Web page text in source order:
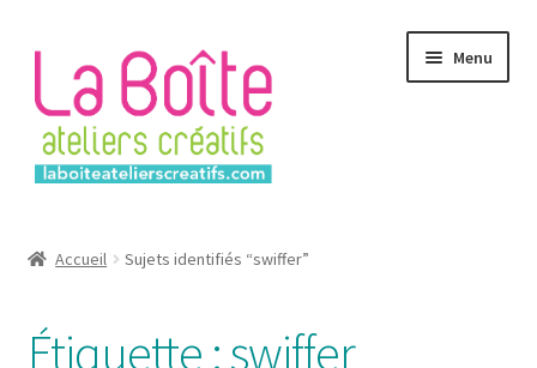
la
navigation
contenu
Menu
Login
Accueil Sujets identifiés “swiffer”
Étiquette :swiffer